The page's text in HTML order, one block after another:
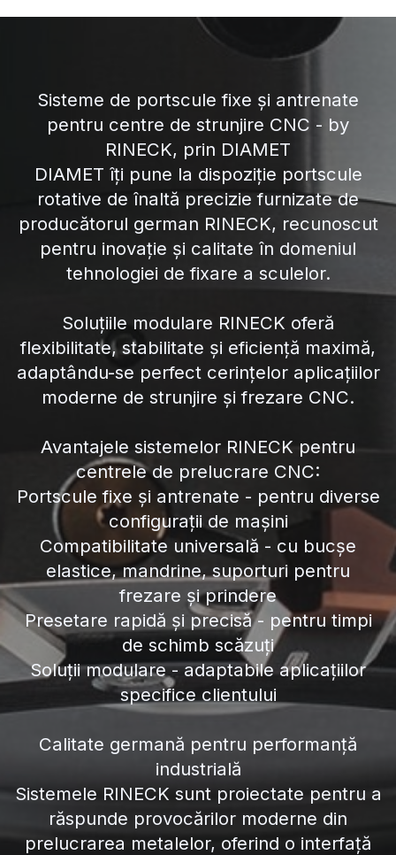
Sisteme de portscule fixe și antrenate
pentru centre de strunjire CNC - by
RINECK, prin DIAMET
DIAMET îți pune la dispoziție portscule
rotative de înaltă precizie furnizate de
producătorul german RINECK, recunoscut
pentru inovație și calitate în domeniul
tehnologiei de fixare a sculelor.
Soluțiile modulare RINECK oferă
flexibilitate, stabilitate și eficiență maximă,
adaptându-se perfect cerințelor aplicațiilor
moderne de strunjire și frezare CNC.
Avantajele sistemelor RINECK pentru
centrele de prelucrare CNC:
Portscule fixe și antrenate - pentru diverse
configurații de mașini
Compatibilitate universală - cu bucșe
elastice, mandrine, suporturi pentru
frezare și prindere
Presetare rapidă și precisă - pentru timpi
de schimb scăzuți
Soluții modulare - adaptabile aplicațiilor
specifice clientului
Calitate germană pentru performanță
industrială
Sistemele RINECK sunt proiectate pentru a
răspunde provocărilor moderne din
prelucrarea metalelor, oferind o interfață